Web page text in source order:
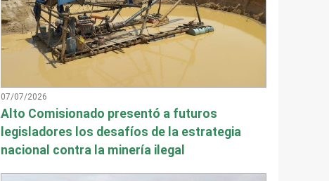
07/07/2026
Alto Comisionado presentó a futuros
legisladores los desafíos de la estrategia
nacional contra la minería ilegal